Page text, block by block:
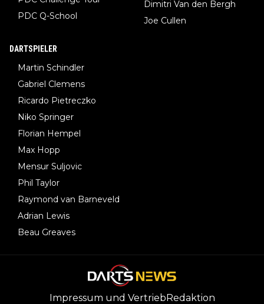
PDC Q-School
Dimitri Van den Bergh
Joe Cullen
DARTSPIELER
Martin Schindler
Gabriel Clemens
Ricardo Pietreczko
Niko Springer
Florian Hempel
Max Hopp
Mensur Suljovic
Phil Taylor
Raymond van Barneveld
Adrian Lewis
Beau Greaves
Impressum und Vertrieb Redaktion